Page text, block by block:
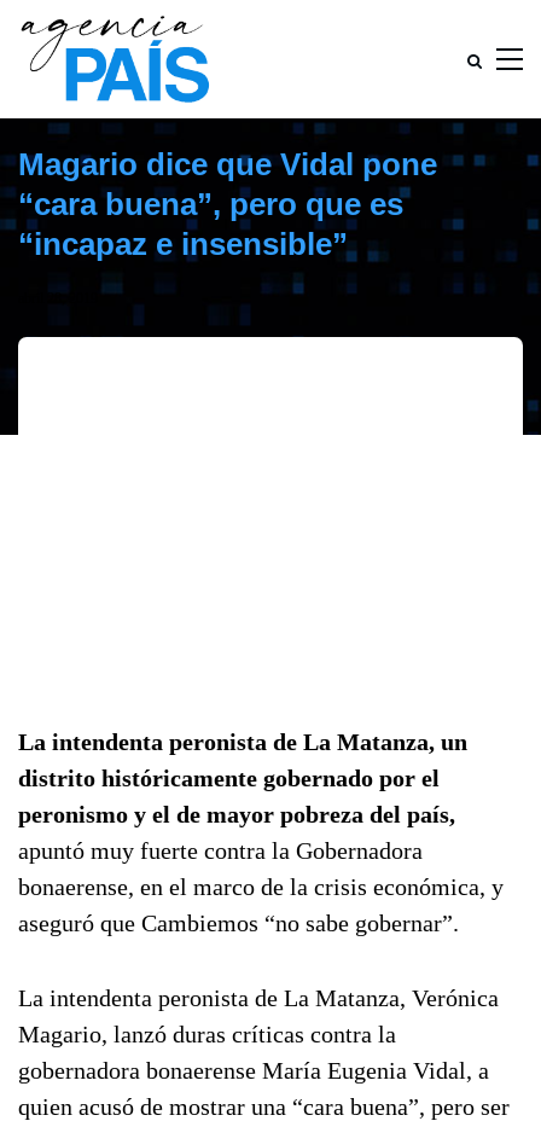
Magario dice que Vidal pone
“cara buena”, pero que es
“incapaz e insensible”
La intendenta peronista de La Matanza, un
distrito históricamente gobernado por el
peronismo y el de mayor pobreza del país,
apuntó muy fuerte contra la Gobernadora
bonaerense, en el marco de la crisis económica, y
aseguró que Cambiemos “no sabe gobernar”.
La intendenta peronista de La Matanza, Verónica
Magario, lanzó duras críticas contra la
gobernadora bonaerense María Eugenia Vidal, a
quien acusó de mostrar una “cara buena”, pero ser